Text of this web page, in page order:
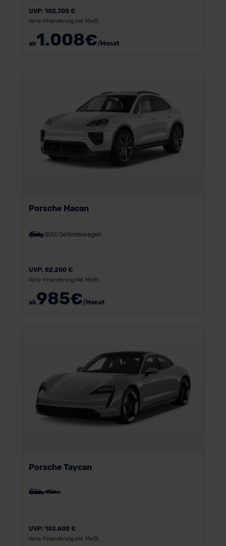
UVP: 102.700 €
Vario-Finanzierung inkl. MwSt.
ab1.008€/Monat
Porsche Macan
SUV/Geländewagen
UVP: 82.200 €
Vario-Finanzierung inkl. MwSt.
ab985€/Monat
Porsche Taycan
UVP: 102.600 €
Vario-Finanzierung inkl. MwSt.